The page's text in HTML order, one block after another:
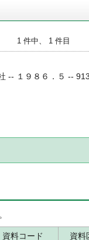
1 件中、 1 件目
-- １９８６．５ --
資料コード 資料